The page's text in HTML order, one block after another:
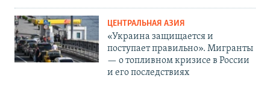
ЦЕНТРАЛЬНАЯ АЗИЯ
«Украина защищается и
поступает правильно». Мигранты
— о топливном кризисе в России
и его последствиях